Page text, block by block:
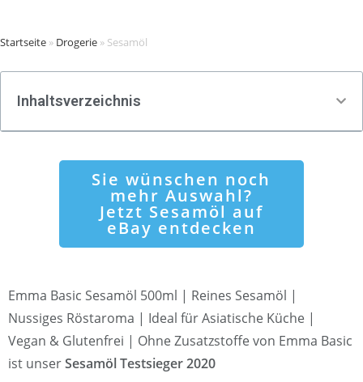
Startseite » Drogerie » Sesamöl
Inhaltsverzeichnis
Sie wünschen noch
mehr Auswahl?
Jetzt Sesamöl auf
eBay entdecken
Emma Basic Sesamöl 500ml | Reines Sesamöl |
Nussiges Röstaroma | Ideal für Asiatische Küche |
Vegan & Glutenfrei | Ohne Zusatzstoffe von Emma Basic
ist unserSesamöl Testsieger 2020